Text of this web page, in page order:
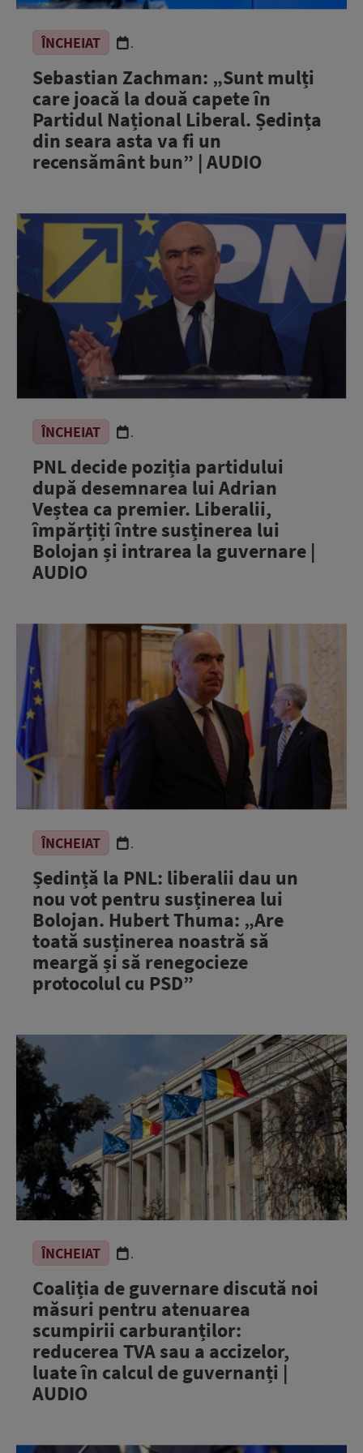
ÎNCHEIAT .
Sebastian Zachman: „Sunt mulți
care joacă la două capete în
Partidul Național Liberal. Ședința
din seara asta va fi un
recensământ bun” | AUDIO
ÎNCHEIAT .
PNL decide poziția partidului
după desemnarea lui Adrian
Veștea ca premier. Liberalii,
împărțiți între susținerea lui
Bolojan și intrarea la guvernare |
AUDIO
ÎNCHEIAT .
Ședință la PNL: liberalii dau un
nou vot pentru susținerea lui
Bolojan. Hubert Thuma: „Are
toată susținerea noastră să
meargă și să renegocieze
protocolul cu PSD”
ÎNCHEIAT .
Coaliția de guvernare discută noi
măsuri pentru atenuarea
scumpirii carburanților:
reducerea TVA sau a accizelor,
luate în calcul de guvernanți |
AUDIO